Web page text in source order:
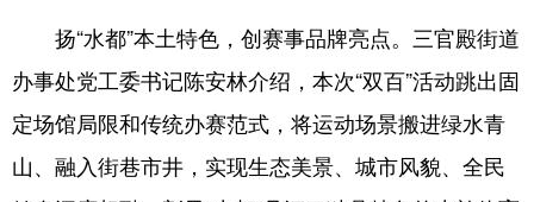
扬“水都”本土特色，创赛事品牌亮点。三官殿街道
办事处党工委书记陈安林介绍，本次“双百”活动跳出固
定场馆局限和传统办赛范式，将运动场景搬进绿水青
山、融入街巷市井，实现生态美景、城市风貌、全民